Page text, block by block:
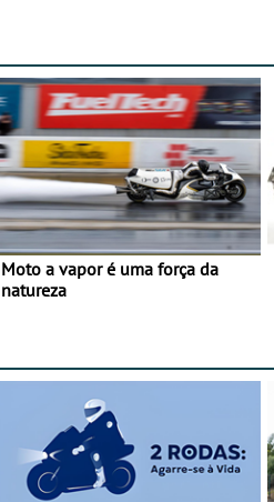
Moto a vapor é uma força da
natureza